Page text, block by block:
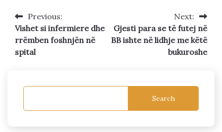
Post
navigation
Previous:
Vishet si infermiere dhe
rrëmben foshnjën në
spital
Next:
Gjesti para se të futej në
BB ishte në lidhje me këtë
bukuroshe
Search